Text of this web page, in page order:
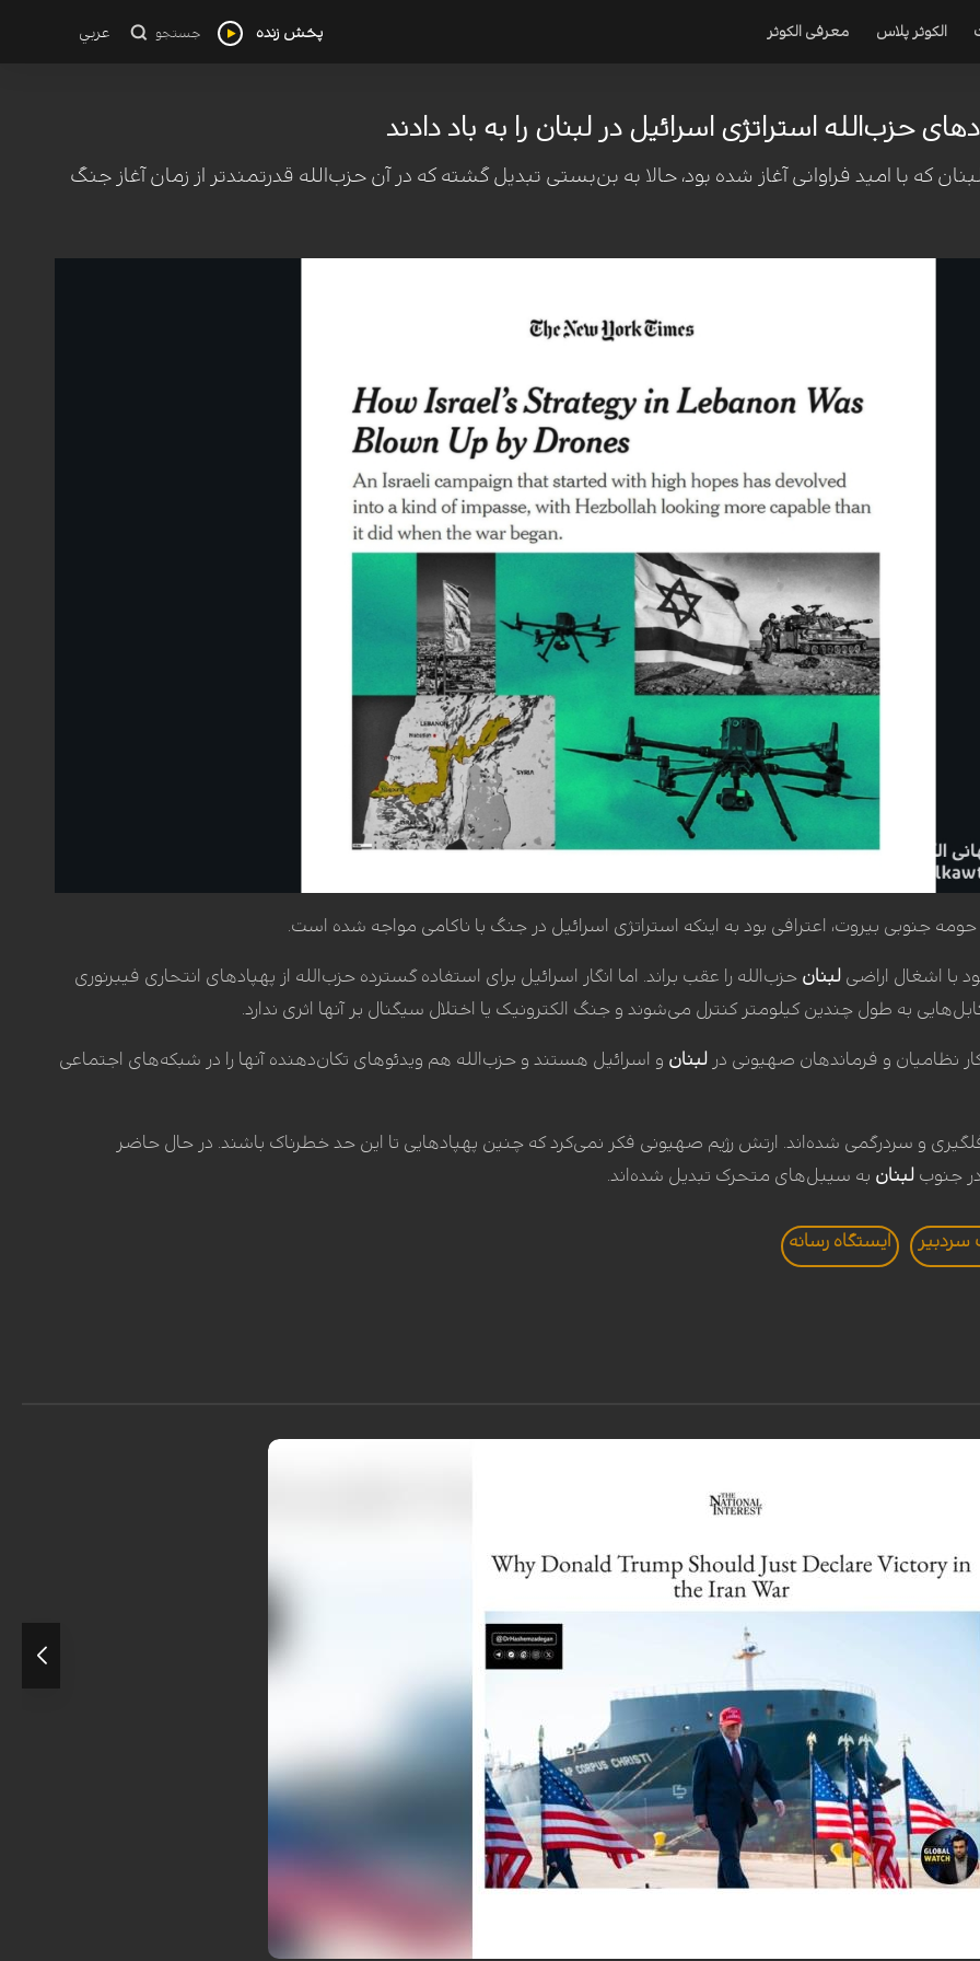
الکوثر پلاس معرفی الکوثر پخش زنده جستجو عربي
حزب‌الله استراتژی اسرائیل در لبنان را به باد دادند
که با امید فراوانی آغاز شده بود، حالا به بن‌بستی تبدیل گشته که در آن حزب‌الله قدرتمندتر از زمان آغاز جنگ
حومه جنوبی بیروت، اعترافی بود به اینکه استراتژی اسرائیل در جنگ با ناکامی مواجه شده است.
با اشغال اراضی لبنان حزب‌الله را عقب براند. اما انگار اسرائیل برای استفاده گسترده حزب‌الله از پهپادهای انتحاری فیبرنوری
کابل‌هایی به طول چندین کیلومتر کنترل می‌شوند و جنگ الکترونیک یا اختلال سیگنال بر آنها اثری ندارد.
نظامیان و فرماندهان صهیونی در لبنان و اسرائیل هستند و حزب‌الله هم ویدئوهای تکان‌دهنده‌ آنها را در شبکه‌های اجتماعی
و سردرگمی شده‌اند. ارتش رژیم صهیونی فکر نمی‌کرد که چنین پهپادهایی تا این حد خطرناک باشند. در حال حاضر
جنوب لبنان به سیبل‌های متحرک تبدیل شده‌اند.
سردبير ايستگاه رسانه
پرده از بزرگ‌ترین بلوف سیاسی کاخ سفید برداشت و فاش کرد که دونالد ترامپ، علی‌رغم تهدیدهای مکرر و لفاظی‌های